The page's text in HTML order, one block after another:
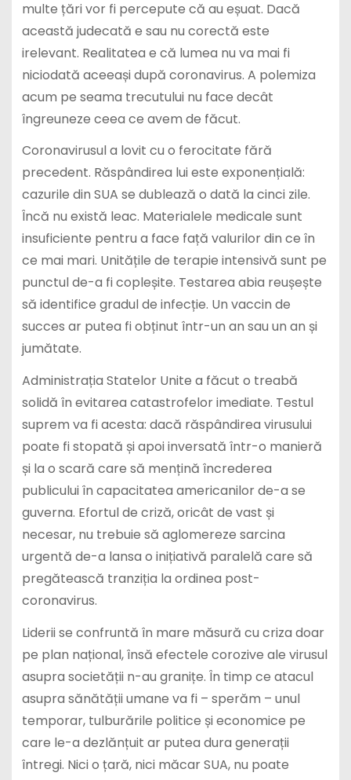
multe țări vor fi percepute că au eșuat. Dacă
această judecată e sau nu corectă este
irelevant. Realitatea e că lumea nu va mai fi
niciodată aceeași după coronavirus. A polemiza
acum pe seama trecutului nu face decât
îngreuneze ceea ce avem de făcut.
Coronavirusul a lovit cu o ferocitate fără
precedent. Răspândirea lui este exponențială:
cazurile din SUA se dublează o dată la cinci zile.
Încă nu există leac. Materialele medicale sunt
insuficiente pentru a face față valurilor din ce în
ce mai mari. Unitățile de terapie intensivă sunt pe
punctul de-a fi copleșite. Testarea abia reușește
să identifice gradul de infecție. Un vaccin de
succes ar putea fi obținut într-un an sau un an și
jumătate.
Administrația Statelor Unite a făcut o treabă
solidă în evitarea catastrofelor imediate. Testul
suprem va fi acesta: dacă răspândirea virusului
poate fi stopată și apoi inversată într-o manieră
și la o scară care să mențină încrederea
publicului în capacitatea americanilor de-a se
guverna. Efortul de criză, oricât de vast și
necesar, nu trebuie să aglomereze sarcina
urgentă de-a lansa o inițiativă paralelă care să
pregătească tranziția la ordinea post-
coronavirus.
Liderii se confruntă în mare măsură cu criza doar
pe plan național, însă efectele corozive ale virusul
asupra societății n-au granițe. În timp ce atacul
asupra sănătății umane va fi – sperăm – unul
temporar, tulburările politice și economice pe
care le-a dezlănțuit ar putea dura generații
întregi. Nici o țară, nici măcar SUA, nu poate